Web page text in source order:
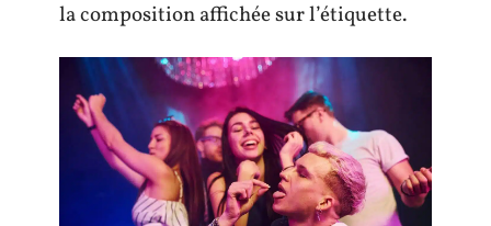
la composition affichée sur l’étiquette.